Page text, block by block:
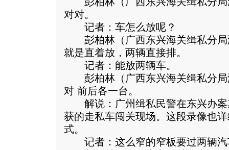
对对。
记者：车怎么放呢？
彭柏林（广西东兴海关缉私分局
就是直着放，两辆直接排。
记者：能放两辆车。
彭柏林（广西东兴海关缉私分局
对 前后各一台。
解说：广州缉私民警在东兴办案
获的走私车闯关现场。这段录像也
式。
记者：这么窄的窄板要过两辆汽